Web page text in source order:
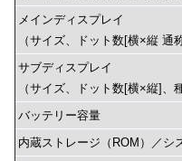
メインディスプレイ
（サイズ、ドット数[横×縦 通
サブディスプレイ
（サイズ、ドット数[横×縦]、
バッテリー容量
内蔵ストレージ（ROM）／シ